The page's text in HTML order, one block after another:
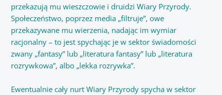
przekazują mu wieszczowie i druidzi Wiary Przyrody.
Społeczeństwo, poprzez media „filtruje”, owe
przekazywane mu wierzenia, nadając im wymiar
racjonalny – to jest spychając je w sektor świadomości
zwany „fantasy” lub „literatura fantasy” lub „literatura
rozrywkowa”, albo „lekka rozrywka”.
Ewentualnie cały nurt Wiary Przyrody spycha w sektor